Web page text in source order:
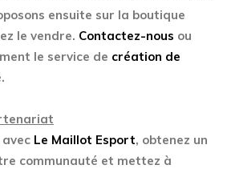
ensuite sur la boutique
le vendre. Contactez-nous ou
le service de création de
Le Maillot Esport, obtenez un
communauté et mettez à